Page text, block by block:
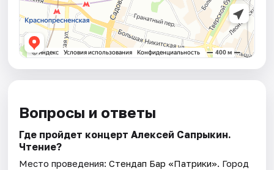
Вопросы и ответы
Где пройдет концерт Алексей Сапрыкин.
Чтение?
Место проведения:Стендап Бар «Патрики». Город